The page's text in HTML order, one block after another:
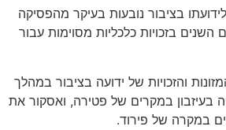
בציבור נובעות בעיקר מהפסיקה
בזכויות כלכליות מסוימות עבור
והזכויות של ידועה בציבור במהלך
בעיזבון במקרים של פטירה, ואסקור את
במקרה של פירוד.